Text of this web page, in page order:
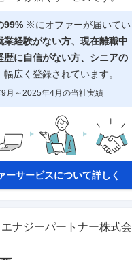
99% ※にオファーが届いてい
業経験がない方、現在離職中
歴に自信がない方、シニアの
幅広く登録されています。
月～2025年4月の当社実績
ーサービスについて詳しく
ナジーパートナー株式会